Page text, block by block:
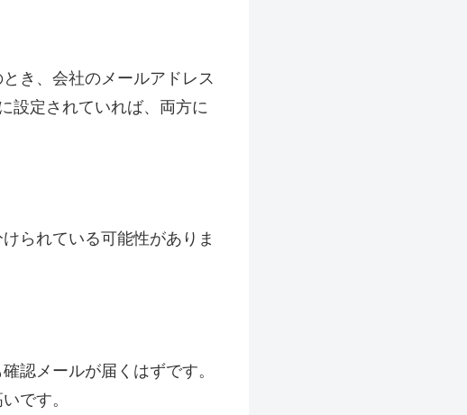
き、会社のメールアドレス
設定されていれば、両方に
られている可能性がありま
認メールが届くはずです。
です。